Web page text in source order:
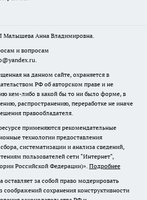
Малышева Анна Владимировна.
и вопросам
на данном сайте, охраняется в
РФ об авторском праве и не
кем-либо в какой бы то ни было форме, в
распространению, переработке не иначе
правообладателя.
применяются рекомендательные
технологии предоставления
систематизации и анализа сведений,
пользователей сети "Интернет",
Российской Федерации)». Подробнее
за собой право модерировать
соображений сохранения конструктивности